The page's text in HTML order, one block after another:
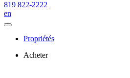
819 822-2222
en
Propriétés
Acheter